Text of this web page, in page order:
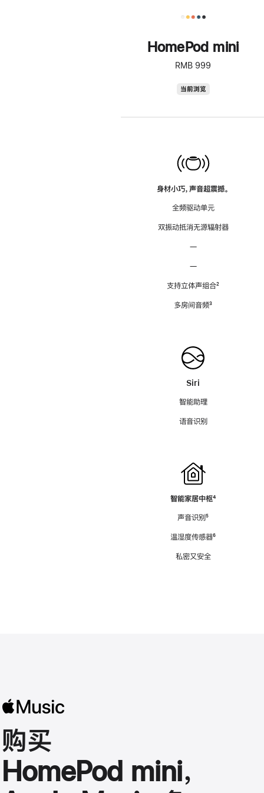
HomePod mini
RMB 999
当前浏览
身材小巧，声音超震撼。
全频驱动单元
双振动抵消无源辐射器
—
—
支持立体声组合脚
²
多房间音频脚
³
Siri
智能助理
语音识别
智能家居中枢脚
⁴
声音识别脚
⁵
温湿度传感器脚
⁶
私密又安全
购买
HomePod mini，